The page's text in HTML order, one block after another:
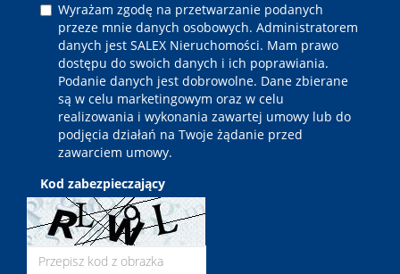
Wyrażam zgodę na przetwarzanie podanych
przeze mnie danych osobowych. Administratorem
danych jest SALEX Nieruchomości. Mam prawo
dostępu do swoich danych i ich poprawiania.
Podanie danych jest dobrowolne. Dane zbierane
są w celu marketingowym oraz w celu
realizowania i wykonania zawartej umowy lub do
podjęcia działań na Twoje żądanie przed
zawarciem umowy.
Kod zabezpieczający